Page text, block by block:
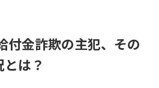
金詐欺の主犯、その
は？